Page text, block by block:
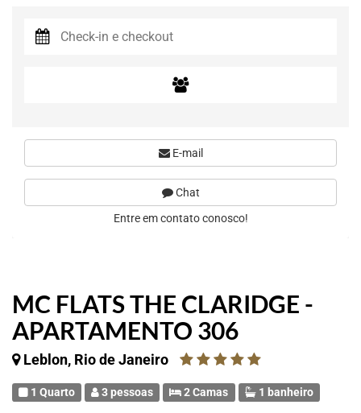
MC FLATS THE CLARIDGE -
APARTAMENTO 306
Leblon, Rio de Janeiro
1 Quarto 3 pessoas 2 Camas 1 banheiro
E-mail
Chat
Entre em contato conosco!